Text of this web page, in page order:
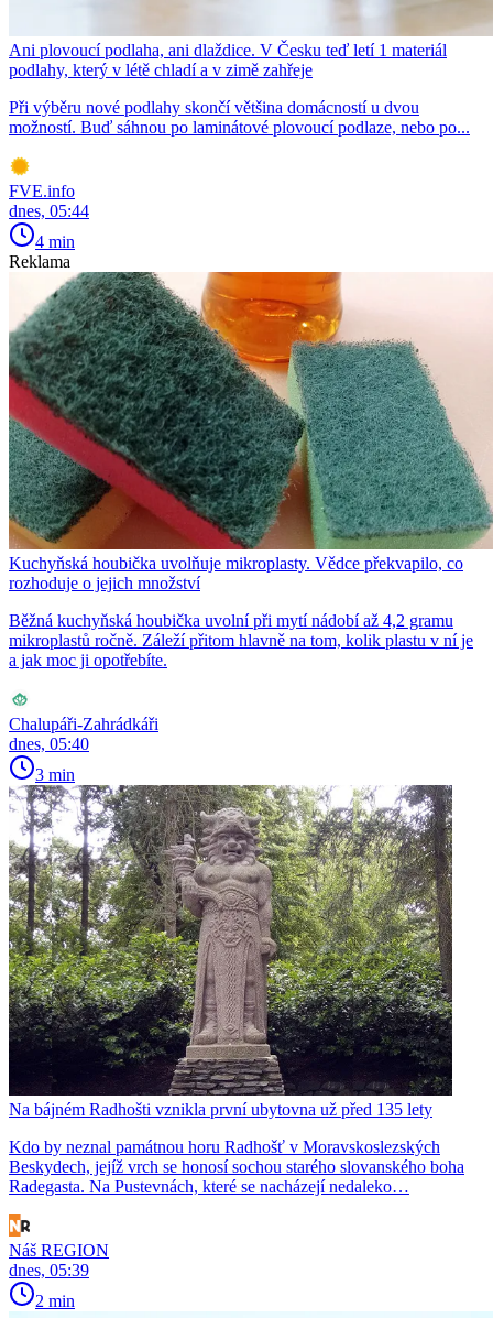
Ani plovoucí podlaha, ani dlaždice. V Česku teď letí 1 materiál
podlahy, který v létě chladí a v zimě zahřeje
Při výběru nové podlahy skončí většina domácností u dvou
možností. Buď sáhnou po laminátové plovoucí podlaze, nebo po...
FVE.info
dnes, 05:44
4 min
Reklama
Kuchyňská houbička uvolňuje mikroplasty. Vědce překvapilo, co
rozhoduje o jejich množství
Běžná kuchyňská houbička uvolní při mytí nádobí až 4,2 gramu
mikroplastů ročně. Záleží přitom hlavně na tom, kolik plastu v ní je
a jak moc ji opotřebíte.
Chalupáři-Zahrádkáři
dnes, 05:40
3 min
Na bájném Radhošti vznikla první ubytovna už před 135 lety
Kdo by neznal památnou horu Radhošť v Moravskoslezských
Beskydech, jejíž vrch se honosí sochou starého slovanského boha
Radegasta. Na Pustevnách, které se nacházejí nedaleko…
Náš REGION
dnes, 05:39
2 min